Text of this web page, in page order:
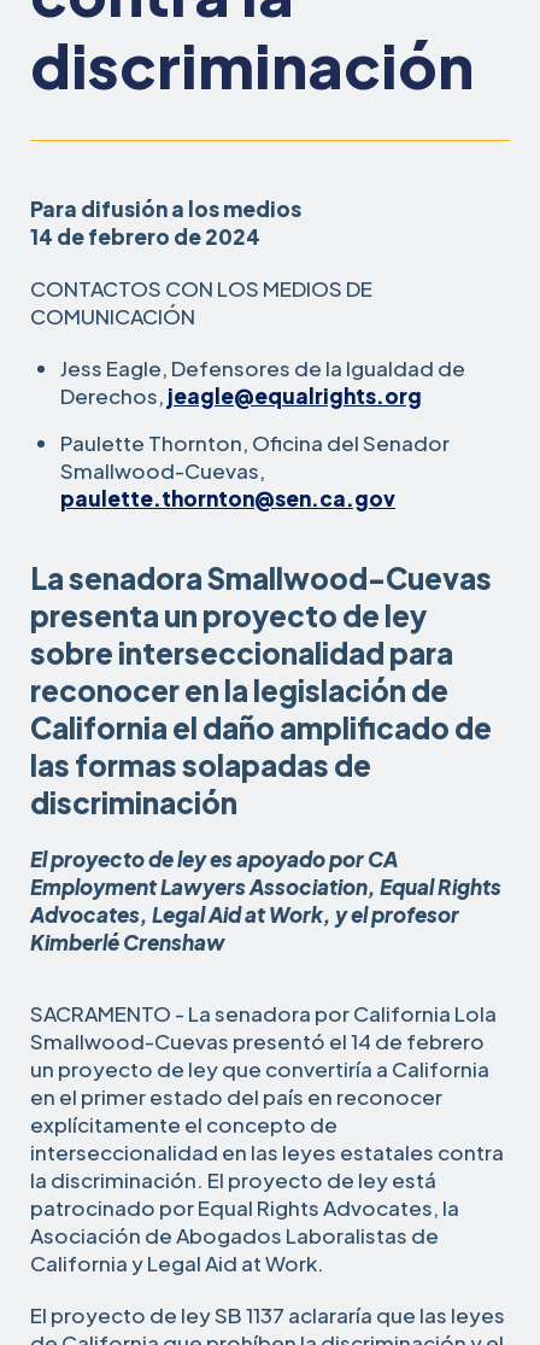
discriminación
Para difusión a los medios
14 de febrero de 2024
CONTACTOS CON LOS MEDIOS DE
COMUNICACIÓN
Jess Eagle, Defensores de la Igualdad de
Derechos, jeagle@equalrights.org
Paulette Thornton, Oficina del Senador
Smallwood-Cuevas,
paulette.thornton@sen.ca.gov
La senadora Smallwood-Cuevas
presenta un proyecto de ley
sobre interseccionalidad para
reconocer en la legislación de
California el daño amplificado de
las formas solapadas de
discriminación
El proyecto de ley es apoyado por CA
Employment Lawyers Association, Equal Rights
Advocates, Legal Aid at Work, y el profesor
Kimberlé Crenshaw
SACRAMENTO - La senadora por California Lola
Smallwood-Cuevas presentó el 14 de febrero
un proyecto de ley que convertiría a California
en el primer estado del país en reconocer
explícitamente el concepto de
interseccionalidad en las leyes estatales contra
la discriminación. El proyecto de ley está
patrocinado por Equal Rights Advocates, la
Asociación de Abogados Laboralistas de
California y Legal Aid at Work.
El proyecto de ley SB 1137 aclararía que las leyes